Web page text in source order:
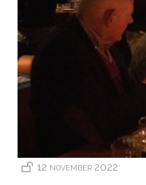
12 november 2022